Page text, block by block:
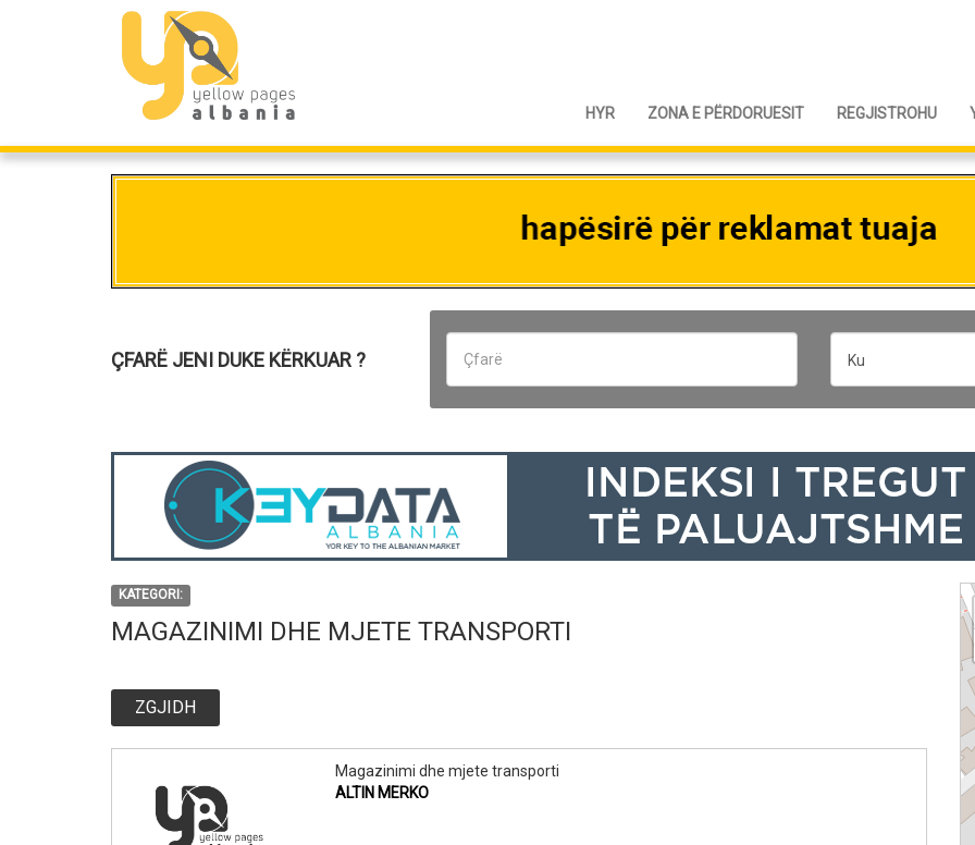
HYR ZONA E PËRDORUESIT REGJISTROHU
ÇFARË JENI DUKE KËRKUAR ? Ku
KATEGORI:
MAGAZINIMI DHE MJETE TRANSPORTI
ZGJIDH
Magazinimi dhe mjete transporti
ALTIN MERKO